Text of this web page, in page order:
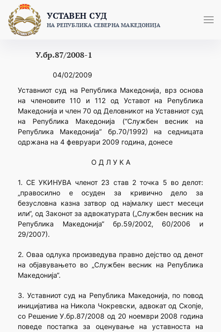
content
УСТАВЕН СУД
НА РЕПУБЛИКА СЕВЕРНА МАКЕДОНИЈА
У.бр.87/2008-1
04/02/2009
Уставниот суд на Република Македонија, врз основа
на членовите 110 и 112 од Уставот на Република
Македонија и член 70 од Деловникот на Уставниот суд
на Република Македонија (“Службен весник на
Република Македонија” бр.70/1992) на седницата
одржана на 4 февруари 2009 година, донесе
О Д Л У К А
1. СЕ УКИНУВА членот 23 став 2 точка 5 во делот:
„правосилно е осуден за кривично дело за
безусловна казна затвор од најмалку шест месеци
или“, од Законот за адвокатурата („Службен весник на
Република Македонија“ бр.59/2002, 60/2006 и
29/2007).
2. Оваа одлука произведува правно дејство од денот
на објавувањето во „Службен весник на Република
Македонија“.
3. Уставниот суд на Република Македонија, по повод
иницијатива на Никола Чокревски, адвокат од Скопје,
со Решение У.бр.87/2008 од 20 ноември 2008 година
поведе постапка за оценување на уставноста на